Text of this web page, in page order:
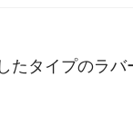
たタイプのラバ